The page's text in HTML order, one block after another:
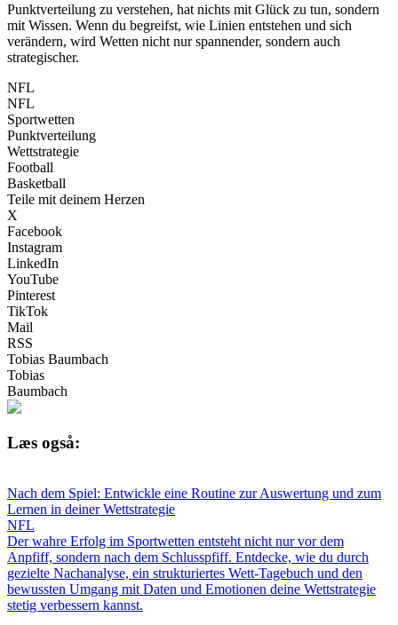
Punktverteilung zu verstehen, hat nichts mit Glück zu tun, sondern
mit Wissen. Wenn du begreifst, wie Linien entstehen und sich
verändern, wird Wetten nicht nur spannender, sondern auch
strategischer.
NFL
NFL
Sportwetten
Punktverteilung
Wettstrategie
Football
Basketball
Teile mit deinem Herzen
X
Facebook
Instagram
LinkedIn
YouTube
Pinterest
TikTok
Mail
RSS
Tobias Baumbach
Tobias
Baumbach
Læs også:
Nach dem Spiel: Entwickle eine Routine zur Auswertung und zum
Lernen in deiner Wettstrategie
NFL
Der wahre Erfolg im Sportwetten entsteht nicht nur vor dem
Anpfiff, sondern nach dem Schlusspfiff. Entdecke, wie du durch
gezielte Nachanalyse, ein strukturiertes Wett-Tagebuch und den
bewussten Umgang mit Daten und Emotionen deine Wettstrategie
stetig verbessern kannst.